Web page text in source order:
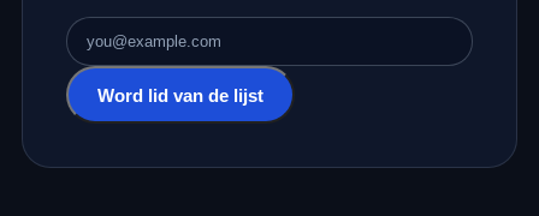
E-mailadres
Word lid van de lijst